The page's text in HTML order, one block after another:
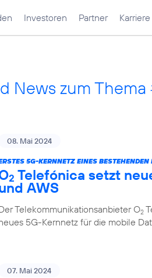
Investoren Partner Karriere
News zum
08. Mai 2024
5G-KERNNETZ EINES
2 Telefónica setzt
AWS
Telekommunikationsanbieter O2
5G-Kernnetz für die mobile
07. Mai 2024